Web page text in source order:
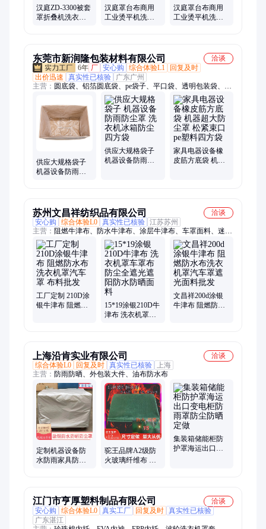
汉庭ZD-3300被套
罩折叠机洗衣房
汉庭罩台布商用
工业烫平机洗衣
汉庭罩台布商用
工业烫平机洗衣
东莞市新润隆包装材料有限公司
洽谈
6年 厂 安心购 综合体验L1
回复及时
出价迅速
真实性已核验
广东广州
主营： 圆底袋、铝箔圆底袋、pe袋子、平口袋、透明包装袋、四
方袋、方底立体袋、复合袋、铝箔袋、塑料袋、包装袋、真空
袋、防静电袋子、电子产品包装袋、食品真空袋、自封袋、食品
包装袋、透明塑料袋、真空包装袋、拉链袋、包装膜、复合膜、
卷膜、pe膜、热收缩膜
供应大规格袋子
机器设备防雨防
供应大规格袋子
机器设备防雨防
家具电器设备橡
皮筋方底袋 机器
苏州文昌祥纺织品有限公司
洽谈
安心购
综合体验L0 真实性已核验 江苏苏州
主营： 阻燃牛津布、防水牛津布、涂层牛津布、车罩面料、迷彩
牛津布、荧光牛津布、防火阻燃布
工厂定制 210D涂
银牛津布 阻燃防
15*19涂银210D牛
津布 洗衣机罩车
文昌祥200d涂银
牛津布 阻燃防水
上海沿肯实业有限公司
洽谈
综合体验L0
回复及时 真实性已核验
上海
主营： 防雨防晒、外包装大件、油布防水布
定制机器设备防
水防雨家具防尘
驼王品牌A2级防
火玻璃纤维布 防
集装箱储能柜防
护罩海运出口变
江门市亨厚塑料制品有限公司
洽谈
安心购
综合体验L0 真实工厂 回复及时 真实性已核验
广东湛江